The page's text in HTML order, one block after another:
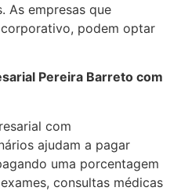
As empresas que
podem optar
Pereira Barreto com
com
ajudam a pagar
uma porcentagem
consultas médicas